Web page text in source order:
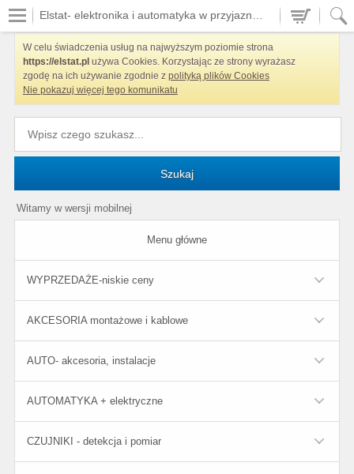
W celu świadczenia usług na najwyższym poziomie strona
https://elstat.pl używa Cookies. Korzystając ze strony wyrażasz
zgodę na ich używanie zgodnie z polityką plików Cookies
Nie pokazuj więcej tego komunikatu
Szukaj
Witamy w wersji mobilnej
Menu główne
WYPRZEDAŻE-niskie ceny
AKCESORIA montażowe i kablowe
AUTO- akcesoria, instalacje
AUTOMATYKA + elektryczne
CZUJNIKI - detekcja i pomiar